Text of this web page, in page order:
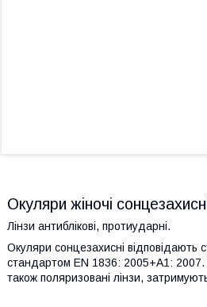
Окуляри жіночі
Лінзи антиблікові, протиударні.
Окуляри сонцезахисні відповідають
стандартом EN 1836: 2005+А1: 2007.
також поляризовані лінзи,